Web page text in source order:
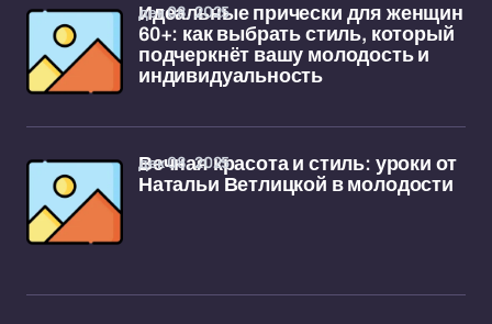
Идеальные прически для женщин
60+: как выбрать стиль, который
подчеркнёт вашу молодость и
индивидуальность
дек 08, 2025
Вечная красота и стиль: уроки от
Натальи Ветлицкой в молодости
дек 08, 2025